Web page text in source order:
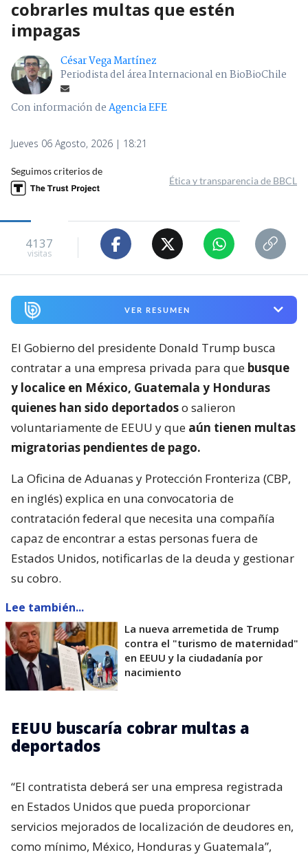
cobrarles multas que estén
impagas
César Vega Martínez
Periodista del área Internacional en BioBioChile
Con información deAgencia EFE
Jueves 06 Agosto, 2026 | 18:21
Seguimos criterios de
Ética y transparencia de BBCL
4137
visitas
VER RESUMEN
El Gobierno del presidente Donald Trump busca
contratar a una empresa privada para que busque
y localice en México, Guatemala y Honduras
quienes han sido deportadoso salieron
voluntariamente de EEUU y que aún tienen multas
migratorias pendientes de pago.
La Oficina de Aduanas y Protección Fronteriza (CBP,
en inglés) explica en una convocatoria de
contratación federal que necesita una compañía
capaz de encontrar a estas personas fuera de
Estados Unidos, notificarlas de la deuda y gestionar
su cobro.
Lee también...
La nueva arremetida de Trump
contra el "turismo de maternidad"
en EEUU y la ciudadanía por
nacimiento
EEUU buscaría cobrar multas a
deportados
“El contratista deberá ser una empresa registrada
en Estados Unidos que pueda proporcionar
servicios mejorados de localización de deudores en,
como mínimo, México, Honduras y Guatemala”,